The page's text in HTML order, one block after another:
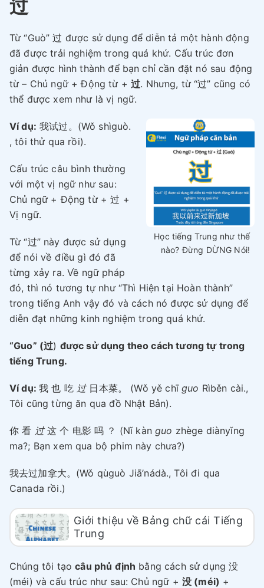
过
Từ “Guò” 过 được sử dụng để diễn tả một hành động
đã được trải nghiệm trong quá khứ. Cấu trúc đơn
giản được hình thành để bạn chỉ cần đặt nó sau động
từ – Chủ ngữ + Động từ +过. Nhưng, từ “过” cũng có
thể được xem như là vị ngữ.
Học tiếng Trung như thế
nào? Đừng DỪNG Nói!
Ví dụ: 我试过。(Wǒ shìguò.
, tôi thử qua rồi).
Cấu trúc câu bình thường
với một vị ngữ như sau:
Chủ ngữ + Động từ + 过 +
Vị ngữ.
Từ “过” này được sử dụng
để nói về điều gì đó đã
từng xảy ra. Về ngữ pháp
đó, thì nó tương tự như “Thì Hiện tại Hoàn thành”
trong tiếng Anh vậy đó và cách nó được sử dụng để
diễn đạt những kinh nghiệm trong quá khứ.
“Guo” (过) được sử dụng theo cách tương tự trong
tiếng Trung.
Ví dụ:我 也 吃 过日本菜。 (Wǒ yě chī guo Rìběn cài.,
Tôi cũng từng ăn qua đồ Nhật Bản).
你 看 过这 个 电影 吗 ？ (Nǐ kànguo zhège diànyǐng
ma?; Bạn xem qua bộ phim này chưa?)
我去过加拿大。(Wǒ qùguò Jiā’nádà., Tôi đi qua
Canada rồi.)
Giới thiệu về Bảng chữ cái Tiếng
Trung
Chúng tôi tạocâu phủ định bằng cách sử dụng 没
(méi) và cấu trúc như sau: Chủ ngữ + 没 (méi) +